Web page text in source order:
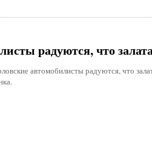
радуются, что
автомобилисты радуются, что